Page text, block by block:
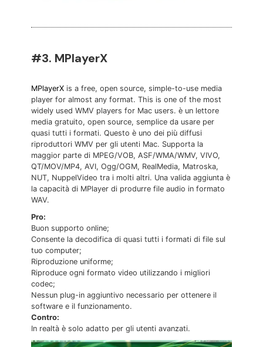
#3. MPlayerX
MPlayerX is a free, open source, simple-to-use media
player for almost any format. This is one of the most
widely used WMV players for Mac users. è un lettore
media gratuito, open source, semplice da usare per
quasi tutti i formati. Questo è uno dei più diffusi
riproduttori WMV per gli utenti Mac. Supporta la
maggior parte di MPEG/VOB, ASF/WMA/WMV, VIVO,
QT/MOV/MP4, AVI, Ogg/OGM, RealMedia, Matroska,
NUT, NuppelVideo tra i molti altri. Una valida aggiunta è
la capacità di MPlayer di produrre file audio in formato
WAV.
Pro:
Buon supporto online;
Consente la decodifica di quasi tutti i formati di file sul
tuo computer;
Riproduzione uniforme;
Riproduce ogni formato video utilizzando i migliori
codec;
Nessun plug-in aggiuntivo necessario per ottenere il
software e il funzionamento.
Contro:
In realtà è solo adatto per gli utenti avanzati.